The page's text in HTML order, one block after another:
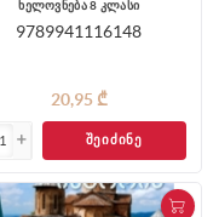
ხელოვნება 8 კლასი
9789941116148
20,95 ₾
ᲨᲔᲘᲫᲘᲜᲔ